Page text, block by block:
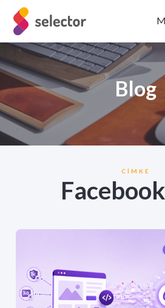
Blog
CÍMKE